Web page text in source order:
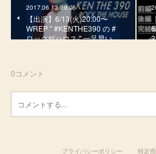
2017.06.13 09:08
【出演】6/13(火)20:00〜
WREP " #KENTHE390 の #
ロックザハウス " 一足早い…
0コメント
プライバシーポリシー 特定